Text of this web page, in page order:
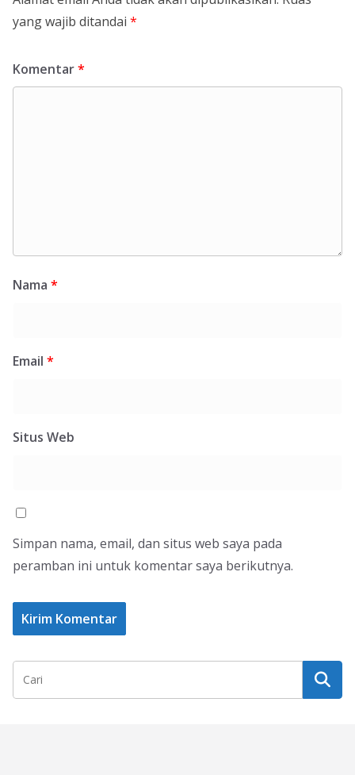
yang wajib ditandai *
Komentar*
Nama *
Email *
Situs Web
Simpan nama, email, dan situs web saya pada
peramban ini untuk komentar saya berikutnya.